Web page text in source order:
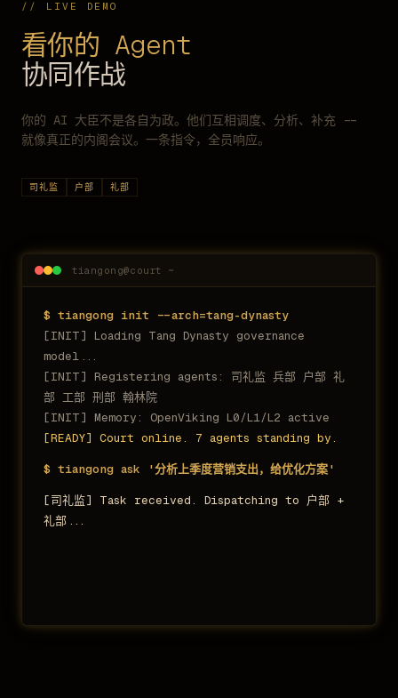
// LIVE DEMO
看你的 Agent
协同作战
你的 AI 大臣不是各自为政。他们互相调度、分析、补充 --
就像真正的内阁会议。一条指令，全员响应。
司礼监 户部 礼部
tiangong@court ~
$ tiangong init --arch=tang-dynasty
[INIT] Loading Tang Dynasty governance
model...
[INIT] Registering agents: 司礼监 兵部 户部 礼
部 工部 刑部 翰林院
[INIT] Memory: OpenViking L0/L1/L2 active
[READY] Court online. 7 agents standing by.
$ tiangong ask '分析上季度营销支出，给优化方案'
[司礼监] Task received. Dispatching to 户部 +
礼部...